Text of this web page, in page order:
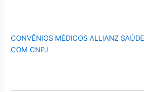
CONVÊNIOS MÉDICOS ALLIANZ
COM CNPJ